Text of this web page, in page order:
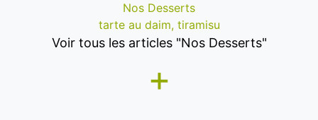
Nos Desserts
tarte au daim, tiramisu
Voir tous les articles "Nos Desserts"
+